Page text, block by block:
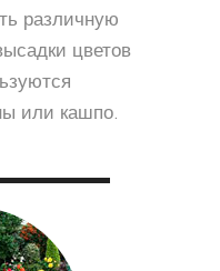
различную
цветов
или кашпо.